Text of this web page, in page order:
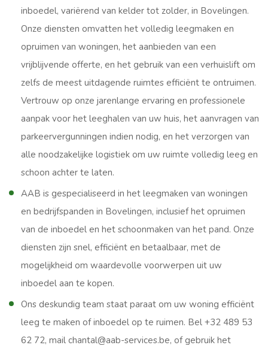
inboedel, variërend van kelder tot zolder, in Bovelingen.
Onze diensten omvatten het volledig leegmaken en
opruimen van woningen, het aanbieden van een
vrijblijvende offerte, en het gebruik van een verhuislift om
zelfs de meest uitdagende ruimtes efficiënt te ontruimen.
Vertrouw op onze jarenlange ervaring en professionele
aanpak voor het leeghalen van uw huis, het aanvragen van
parkeervergunningen indien nodig, en het verzorgen van
alle noodzakelijke logistiek om uw ruimte volledig leeg en
schoon achter te laten.
AAB is gespecialiseerd in het leegmaken van woningen
en bedrijfspanden in Bovelingen, inclusief het opruimen
van de inboedel en het schoonmaken van het pand. Onze
diensten zijn snel, efficiënt en betaalbaar, met de
mogelijkheid om waardevolle voorwerpen uit uw
inboedel aan te kopen.
Ons deskundig team staat paraat om uw woning efficiënt
leeg te maken of inboedel op te ruimen. Bel +32 489 53
62 72, mail chantal@aab-services.be, of gebruik het